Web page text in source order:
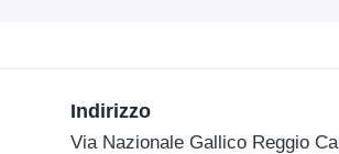
Indirizzo
Via Nazionale Gallico Reggio